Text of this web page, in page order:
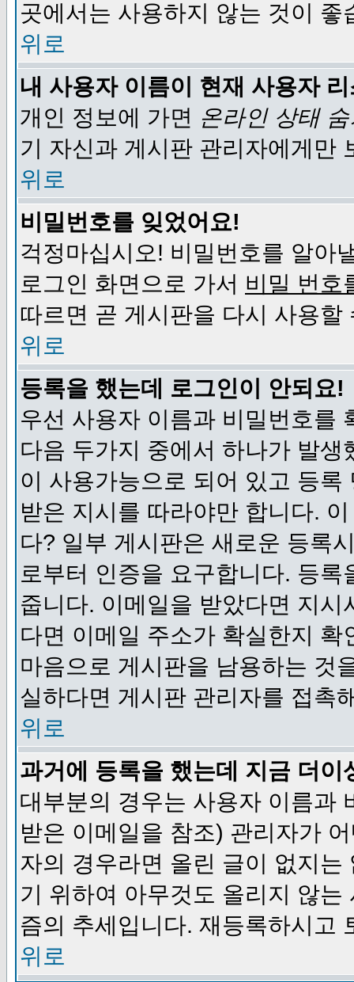
곳에서는 사용하지 않는 것이 좋
위로
내 사용자 이름이 현재 사용자
개인 정보에 가면 온라인 상태
기 자신과 게시판 관리자에게만
위로
비밀번호를 잊었어요!
걱정마십시오! 비밀번호를 알아
로그인 화면으로 가서 비밀 번호
따르면 곧 게시판을 다시 사용할
위로
등록을 했는데 로그인이 안되요!
우선 사용자 이름과 비밀번호를
다음 두가지 중에서 하나가 발
이 사용가능으로 되어 있고 등
받은 지시를 따라야만 합니다.
다? 일부 게시판은 새로운 등록
로부터 인증을 요구합니다. 등
줍니다. 이메일을 받았다면 지
다면 이메일 주소가 확실한지
마음으로 게시판을 남용하는 것
실하다면 게시판 관리자를 접촉
위로
과거에 등록을 했는데 지금 더
대부분의 경우는 사용자 이름과
받은 이메일을 참조) 관리자가
자의 경우라면 올린 글이 없지
기 위하여 아무것도 올리지 않
즘의 추세입니다. 재등록하시고
위로